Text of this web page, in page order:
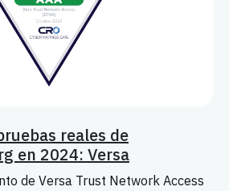
reales de
en 2024: Versa
de Versa Trust Network Access